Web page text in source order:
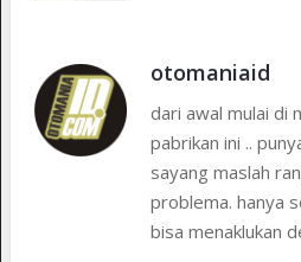
otomaniaid
dari awal mulai di
pabrikan ini ..
sayang maslah
problema. hanya
bisa menaklukan